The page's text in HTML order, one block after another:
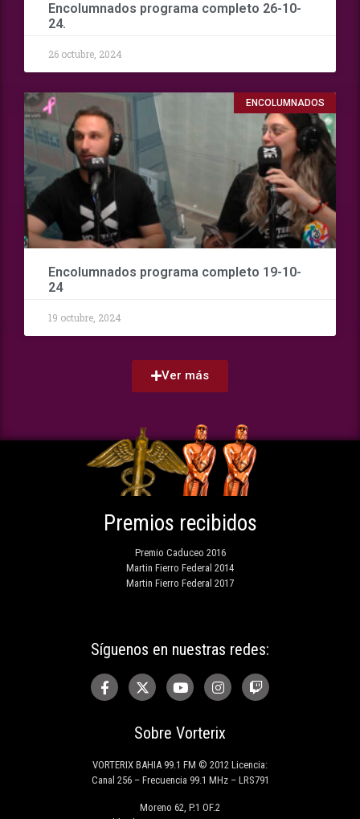
Encolumnados programa completo 26-10-
24.
26 octubre, 2024
ENCOLUMNADOS
Encolumnados programa completo 19-10-
24
19 octubre, 2024
Ver más
Sobre Vorterix
VORTERIX BAHIA 99.1 FM © 2012 Licencia:
Canal 256 – Frecuencia 99.1 MHz – LRS791
Moreno 62, P.1 OF.2
Síguenos en nuestras redes:
Premios recibidos
Premio Caduceo 2016
Martin Fierro Federal 2014
Martin Fierro Federal 2017